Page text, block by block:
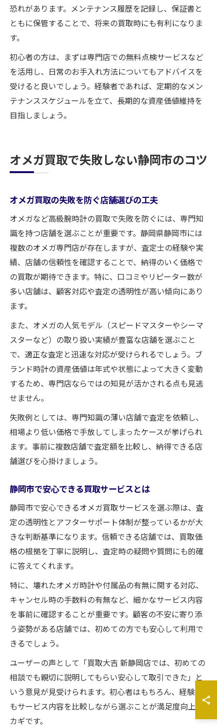
恐れがあります。メンテナンス履歴を記録し、保証書と
ともに保管することで、将来の買取時にも有利になりま
す。
初心者の方は、まずは専門店での無料点検サービスなど
を活用し、日常のお手入れ方法についてもアドバイスを
受けると良いでしょう。経験者であれば、定期的なメン
テナンススケジュールを立て、長期的な資産価値維持を
目指しましょう。
オメガ買取で失敗しない静岡市のコツ
オメガ買取の失敗を防ぐ店舗選びの工夫
オメガなど高級腕時計の買取で失敗を防ぐには、専門知
識を持つ店舗を選ぶことが重要です。静岡県静岡市には
複数のオメガ専門店が存在しますが、査定士の経験や実
績、店舗の信頼性を確認することで、納得のいく価格で
の買取が期待できます。特に、口コミやリピーター数が
多い店舗は、顧客対応や査定の透明性が高い傾向にあり
ます。
また、オメガの人気モデル（スピードマスターやシーマ
スターなど）の取り扱い実績が豊富な店舗を選ぶこと
で、適正な査定と迅速な対応が受けられるでしょう。ブ
ランド時計の資産価値は年式や状態によって大きく変動
するため、専門店ならではの知見が活かされる点も見逃
せません。
失敗例としては、専門知識の薄い店舗で査定を依頼し、
相場より低い価格で手放してしまったケースが挙げられ
ます。事前に複数店舗で査定額を比較し、納得できる店
舗選びを心掛けましょう。
静岡市で安心できる買取サービスとは
静岡市で安心できるオメガ買取サービスを選ぶ際は、査
定の透明性とアフターサポート体制が整っているかが大
きな判断基準になります。信頼できる店舗では、買取価
格の根拠を丁寧に説明し、査定時の疑問や質問にも的確
に答えてくれます。
特に、壊れたオメガ時計や付属品の有無に関する対応、
キャンセル時の手数料の有無など、細かなサービス内容
を事前に確認することが重要です。顧客の不安に寄り添
う姿勢がある店舗では、初めての方でも安心して利用で
きるでしょう。
ユーザーの声として「買取大吉 新静岡店では、初めての
相談でも親切に説明してもらい安心して取引できた」と
いう意見が見受けられます。初心者はもちろん、経験者
もサービス内容を比較しながら選ぶことが満足度向上の
カギです。